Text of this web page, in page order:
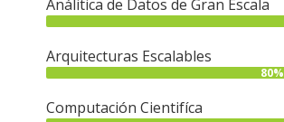
Análitica de Datos de Gran Escala
Arquitecturas Escalables
80%
Computación Cientifíca